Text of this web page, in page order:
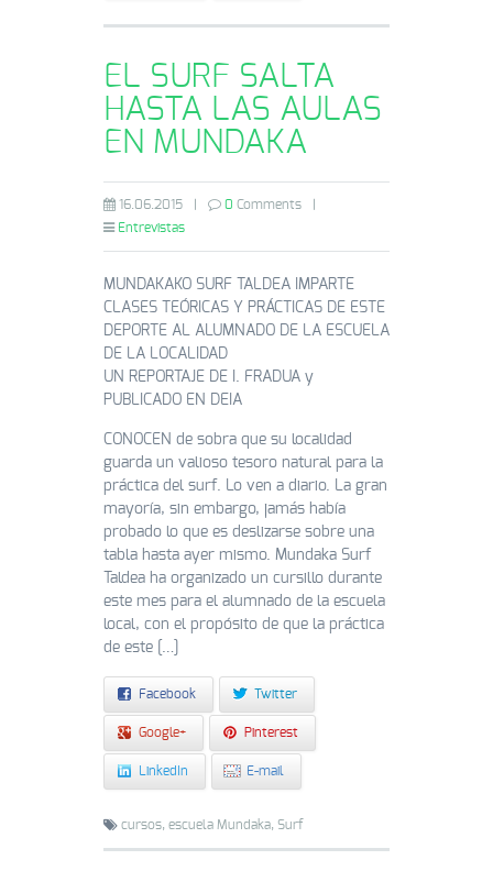
EL SURF SALTA
HASTA LAS AULAS
EN MUNDAKA
16.06.2015 0 Comments
Entrevistas
MUNDAKAKO SURF TALDEA IMPARTE
CLASES TEÓRICAS Y PRÁCTICAS DE ESTE
DEPORTE AL ALUMNADO DE LA ESCUELA
DE LA LOCALIDAD
UN REPORTAJE DE I. FRADUA y
PUBLICADO EN DEIA
CONOCEN de sobra que su localidad
guarda un valioso tesoro natural para la
práctica del surf. Lo ven a diario. La gran
mayoría, sin embargo, jamás había
probado lo que es deslizarse sobre una
tabla hasta ayer mismo. Mundaka Surf
Taldea ha organizado un cursillo durante
este mes para el alumnado de la escuela
local, con el propósito de que la práctica
de este […]
Facebook Twitter
Google+ Pinterest
LinkedIn E-mail
cursos, escuela Mundaka, Surf